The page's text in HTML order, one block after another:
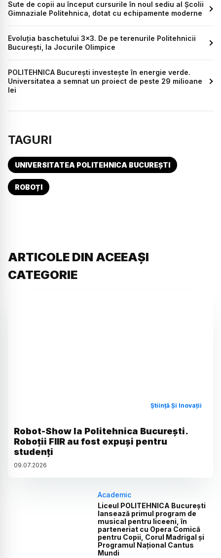
Sute de copii au început cursurile în noul sediu al Școlii
Gimnaziale Politehnica, dotat cu echipamente moderne
Evoluția baschetului 3x3. De pe terenurile Politehnicii
București, la Jocurile Olimpice
POLITEHNICA București investește în energie verde.
Universitatea a semnat un proiect de peste 29 milioane
lei
TAGURI
UNIVERSITATEA POLITEHNICA BUCUREȘTI
ROBOȚI
ARTICOLE DIN ACEEAȘI
CATEGORIE
Știință Și Inovații
Robot-Show la Politehnica București.
Roboții FIIR au fost expuși pentru
studenți
09.07.2026
Academic
Liceul POLITEHNICA București
lansează primul program de
musical pentru liceeni, în
parteneriat cu Opera Comică
pentru Copii, Corul Madrigal și
Programul Național Cantus
Mundi